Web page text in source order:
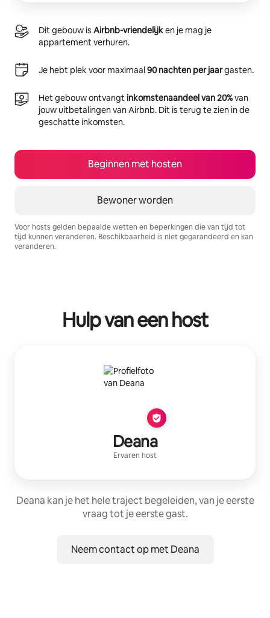
Dit gebouw is Airbnb-vriendelijken je mag je
appartement verhuren.
Je hebt plek voor maximaal90 nachten per jaargasten.
Het gebouw ontvangtinkomstenaandeel van 20%van
jouw uitbetalingen van Airbnb. Dit is terug te zien in de
geschatte inkomsten.
Beginnen met hosten
Bewoner worden
Voor hosts gelden bepaalde wetten en beperkingen die van tijd tot
tijd kunnen veranderen. Beschikbaarheid is niet gegarandeerd en kan
veranderen.
Hulp van een host
Deana
Ervaren host
Deana kan je het hele traject begeleiden, van je eerste
vraag tot je eerste gast.
Neem contact op met Deana